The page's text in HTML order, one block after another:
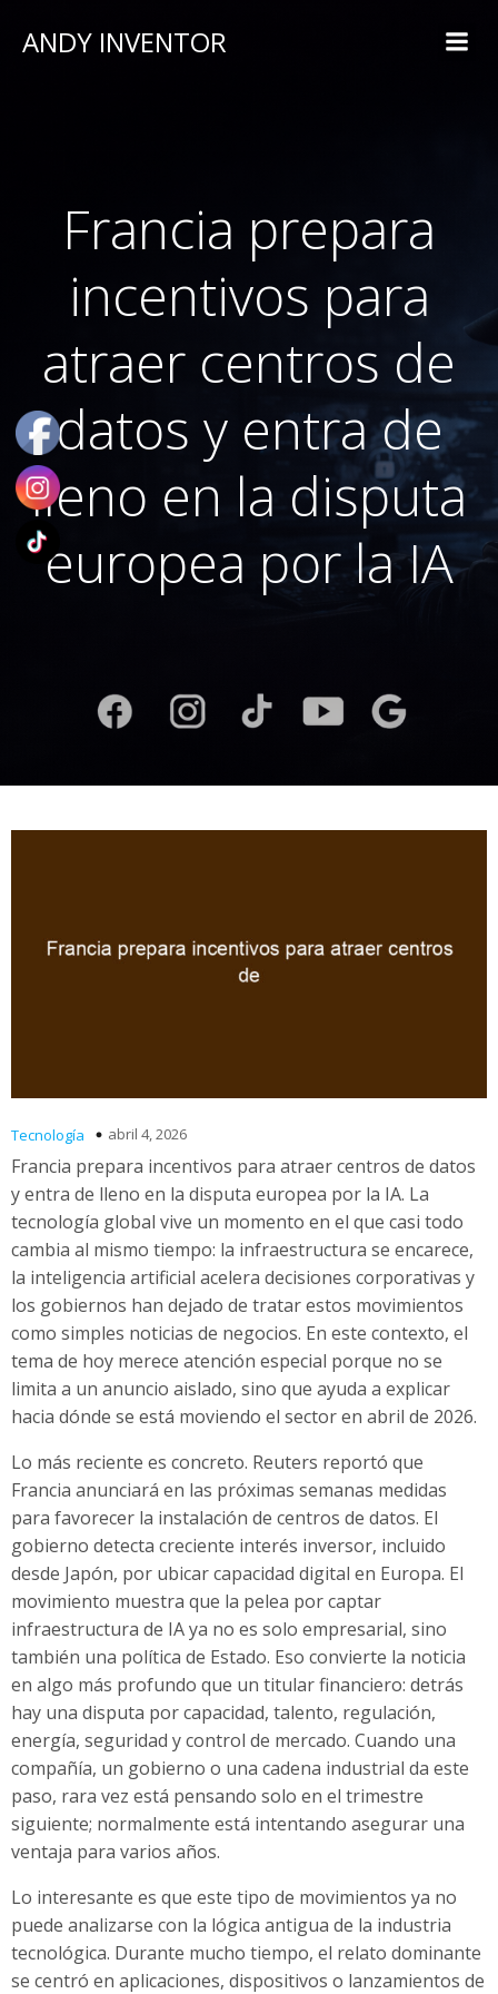
ANDY INVENTOR
Francia prepara
incentivos para
atraer centros de
datos y entra de
lleno en la disputa
europea por la IA
Tecnología abril 4, 2026
Francia prepara incentivos para atraer centros de datos
y entra de lleno en la disputa europea por la IA. La
tecnología global vive un momento en el que casi todo
cambia al mismo tiempo: la infraestructura se encarece,
la inteligencia artificial acelera decisiones corporativas y
los gobiernos han dejado de tratar estos movimientos
como simples noticias de negocios. En este contexto, el
tema de hoy merece atención especial porque no se
limita a un anuncio aislado, sino que ayuda a explicar
hacia dónde se está moviendo el sector en abril de 2026.
Lo más reciente es concreto. Reuters reportó que
Francia anunciará en las próximas semanas medidas
para favorecer la instalación de centros de datos. El
gobierno detecta creciente interés inversor, incluido
desde Japón, por ubicar capacidad digital en Europa. El
movimiento muestra que la pelea por captar
infraestructura de IA ya no es solo empresarial, sino
también una política de Estado. Eso convierte la noticia
en algo más profundo que un titular financiero: detrás
hay una disputa por capacidad, talento, regulación,
energía, seguridad y control de mercado. Cuando una
compañía, un gobierno o una cadena industrial da este
paso, rara vez está pensando solo en el trimestre
siguiente; normalmente está intentando asegurar una
ventaja para varios años.
Lo interesante es que este tipo de movimientos ya no
puede analizarse con la lógica antigua de la industria
tecnológica. Durante mucho tiempo, el relato dominante
se centró en aplicaciones, dispositivos o lanzamientos de